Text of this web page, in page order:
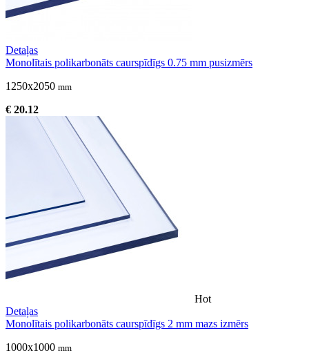
Detaļas
Monolītais polikarbonāts caurspīdīgs 0.75 mm pusizmērs
1250x2050 mm
€ 20.12
Hot
Detaļas
Monolītais polikarbonāts caurspīdīgs 2 mm mazs izmērs
1000x1000 mm